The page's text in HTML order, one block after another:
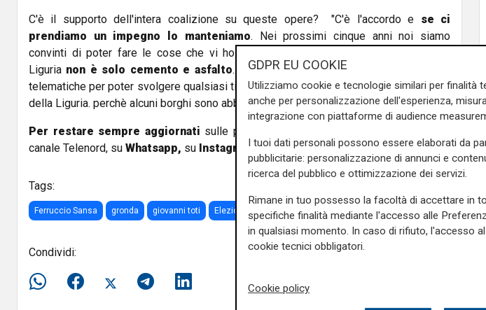
C'è il supporto dell'intera coalizione su queste opere? "C'è l'accordo e se ci
prendiamo un impegno lo manteniamo. Nei prossimi cinque anni noi siamo
convinti di poter fare le cose che vi ho detto. Ricordiamoci che lo sviluppo della
Liguria non è solo cemento e asfalto. Noi abbiamo bisogno anche di autostrade
telematiche per poter svolgere qualsiasi tipo di lavoro anche dalla più remota frazione
della Liguria. perchè alcuni borghi sono abbandonati? Perchè sono privi di servizi."
Per restare sempre aggiornati sulle principali notizie sulla Liguria seguiteci sul
canale Telenord, su Whatsapp, su Instagram ,su Youtubee suFacebook.
Tags:
Ferruccio Sansa gronda giovanni toti Elezioni regionali Liguria
Condividi:
GDPR EU COOKIE
Utilizziamo cookie e tecnologie similari per finalità
anche per personalizzazione dell'esperienza,
integrazione con piattaforme di audience
I tuoi dati personali possono essere elaborati da
pubblicitarie: personalizzazione di annunci e
ricerca del pubblico e ottimizzazione dei servizi.
Rimane in tuo possesso la facoltà di accettare in
specifiche finalità mediante l'accesso alle
in qualsiasi momento. In caso di rifiuto, l'accesso
cookie tecnici obbligatori.
Cookie policy